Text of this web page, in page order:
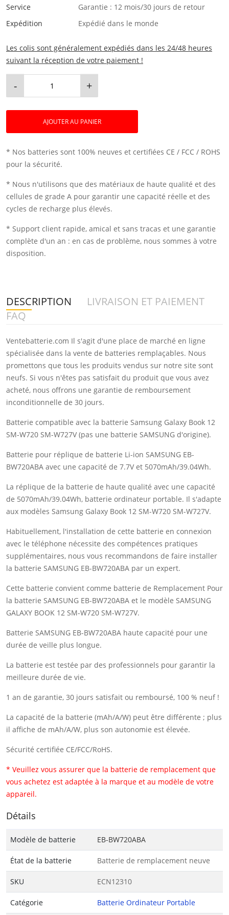
Service
Garantie : 12 mois/30 jours de retour
Expédition
Expédié dans le monde
Les colis sont généralement expédiés dans les 24/48 heures
suivant la réception de votre paiement !
- +
AJOUTER AU PANIER
* Nos batteries sont 100% neuves et certifiées CE / FCC / ROHS
pour la sécurité.
* Nous n'utilisons que des matériaux de haute qualité et des
cellules de grade A pour garantir une capacité réelle et des
cycles de recharge plus élevés.
* Support client rapide, amical et sans tracas et une garantie
complète d'un an : en cas de problème, nous sommes à votre
disposition.
DESCRIPTION
LIVRAISON ET PAIEMENT
FAQ
Ventebatterie.com Il s'agit d'une place de marché en ligne
spécialisée dans la vente de batteries remplaçables. Nous
promettons que tous les produits vendus sur notre site sont
neufs. Si vous n'êtes pas satisfait du produit que vous avez
acheté, nous offrons une garantie de remboursement
inconditionnelle de 30 jours.
Batterie compatible avec la batterie Samsung Galaxy Book 12
SM-W720 SM-W727V (pas une batterie SAMSUNG d'origine).
Batterie pour réplique de batterie Li-ion SAMSUNG EB-
BW720ABA avec une capacité de 7.7V et 5070mAh/39.04Wh.
La réplique de la batterie de haute qualité avec une capacité
de 5070mAh/39.04Wh, batterie ordinateur portable. Il s'adapte
aux modèles Samsung Galaxy Book 12 SM-W720 SM-W727V.
Habituellement, l'installation de cette batterie en connexion
avec le téléphone nécessite des compétences pratiques
supplémentaires, nous vous recommandons de faire installer
la batterie SAMSUNG EB-BW720ABA par un expert.
Cette batterie convient comme batterie de Remplacement Pour
la batterie SAMSUNG EB-BW720ABA et le modèle SAMSUNG
GALAXY BOOK 12 SM-W720 SM-W727V.
Batterie SAMSUNG EB-BW720ABA haute capacité pour une
durée de veille plus longue.
La batterie est testée par des professionnels pour garantir la
meilleure durée de vie.
1 an de garantie, 30 jours satisfait ou remboursé, 100 % neuf !
La capacité de la batterie (mAh/A/W) peut être différente ; plus
il affiche de mAh/A/W, plus son autonomie est élevée.
Sécurité certifiée CE/FCC/RoHS.
* Veuillez vous assurer que la batterie de remplacement que
vous achetez est adaptée à la marque et au modèle de votre
appareil.
Détails
Modèle de batterie EB-BW720ABA
État de la batterie Batterie de remplacement neuve
SKU ECN12310
Catégorie Batterie Ordinateur Portable